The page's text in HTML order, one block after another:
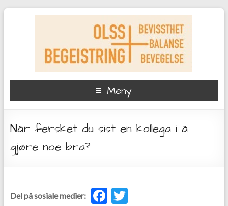
Meny
Når fersket du sist en kollega i å
gjøre noe bra?
Del på sosiale medier:
F T